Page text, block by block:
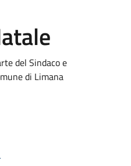
del Sindaco e
di Limana